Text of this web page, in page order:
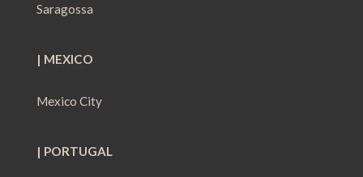
Saragossa
| MEXICO
Mexico City
| PORTUGAL